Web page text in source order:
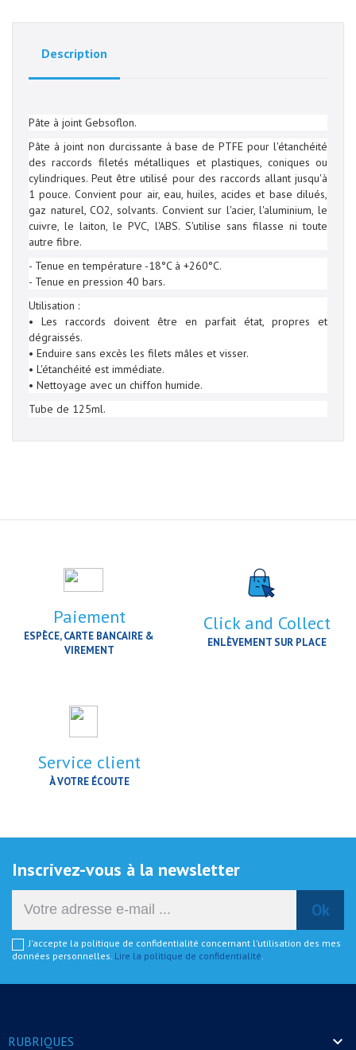
Description
Pâte à joint Gebsoflon.
Pâte à joint non durcissante à base de PTFE pour l'étanchéité
des raccords filetés métalliques et plastiques, coniques ou
cylindriques. Peut être utilisé pour des raccords allant jusqu'à
1 pouce. Convient pour air, eau, huiles, acides et base dilués,
gaz naturel, CO2, solvants. Convient sur l'acier, l'aluminium, le
cuivre, le laiton, le PVC, l'ABS. S'utilise sans filasse ni toute
autre fibre.
- Tenue en température -18°C à +260°C.
- Tenue en pression 40 bars.
Utilisation :
• Les raccords doivent être en parfait état, propres et
dégraissés.
• Enduire sans excès les filets mâles et visser.
• L'étanchéité est immédiate.
• Nettoyage avec un chiffon humide.
Tube de 125ml.
Paiement
ESPÈCE, CARTE BANCAIRE &
VIREMENT
Click and Collect
ENLÈVEMENT SUR PLACE
Service client
À VOTRE ÉCOUTE
Inscrivez-vous à la newsletter
J'accepte la politique de confidentialité concernant l'utilisation des mes
données personnelles. Lire la politique de confidentialité
RUBRIQUES 